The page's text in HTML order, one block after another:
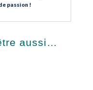
passion !
aussi…